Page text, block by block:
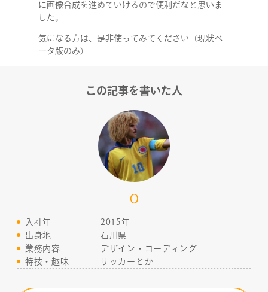
に画像合成を進めていけるので便利だなと思いま
した。
気になる方は、是非使ってみてください（現状ベ
ータ版のみ）
この記事を書いた人
O
入社年
2015年
出身地
石川県
業務内容
デザイン・コーディング
特技・趣味
サッカーとか